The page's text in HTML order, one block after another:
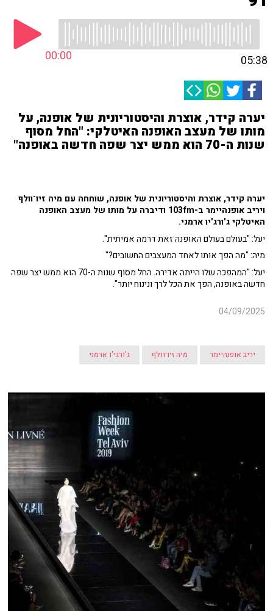
00:00 05:38
יערה קידר, אוצרת והיסטוריונית של אופנה, על
מותו של מעצב האופנה האיטלקי: "החל מסוף
שנות ה-70 הוא ממש יצר שפה חדשה באופנה"
יערה קידר, אוצרת והיסטוריונית של אופנה, שוחחה עם מיה זיו־וולף
ויריב אופנהיימר ב-103fm ודיברה על מותו של מעצב האופנה
האיטלקי ג'ורג'יו ארמני.
יעל: "בעולם בעולם האופנה זאת דרמה אמיתית".
מיה: "מה הפך אותו לאחד המעצבים החשובים?"
יעל: "המהפכה שלו הייתה אדירה. החל מסוף שנות ה-70 הוא ממש יצר שפה
חדשה באופנה, הפך את הכל לרך ונינוח יותר".
04/09/2025
יריב אופנהיימר מיה זיו־וולף ג'ורגי'ו ארמני